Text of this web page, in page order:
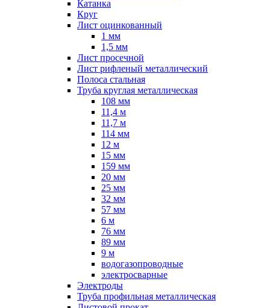
Катанка
Круг
Лист оцинкованный
1 мм
1,5 мм
Лист просечной
Лист рифленый металлический
Полоса стальная
Труба круглая металлическая
108 мм
11,4 м
11,7 м
114 мм
12 м
15 мм
159 мм
20 мм
25 мм
32 мм
57 мм
6 м
76 мм
89 мм
9 м
водогазопроводные
электросварные
Электроды
Труба профильная металлическая